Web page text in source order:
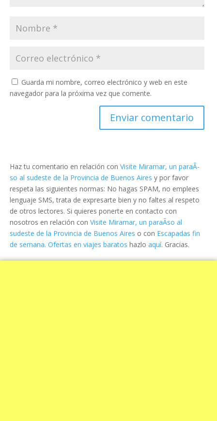
Guarda mi nombre, correo electrónico y web en este
navegador para la próxima vez que comente.
Haz tu comentario en relación con Visite Miramar, un paraÃ­
so al sudeste de la Provincia de Buenos Aires y por favor
respeta las siguientes normas: No hagas SPAM, no emplees
lenguaje SMS, trata de expresarte bien y no faltes al respeto
de otros lectores. Si quieres ponerte en contacto con
nosotros en relación con Visite Miramar, un paraÃ­so al
sudeste de la Provincia de Buenos Aires o con Escapadas fin
de semana. Ofertas en viajes baratos hazlo aquí. Gracias.